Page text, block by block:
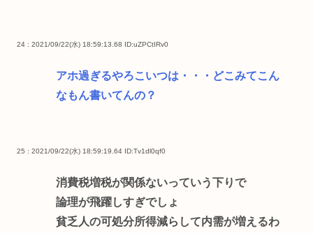
24 : 2021/09/22(水) 18:59:13.68 ID:uZPCtIRv0
アホ過ぎるやろこいつは・・・どこみてこん
なもん書いてんの？
25 : 2021/09/22(水) 18:59:19.64 ID:Tv1dl0qf0
消費税増税が関係ないっていう下りで
論理が飛躍しすぎでしょ
貧乏人の可処分所得減らして内需が増えるわ